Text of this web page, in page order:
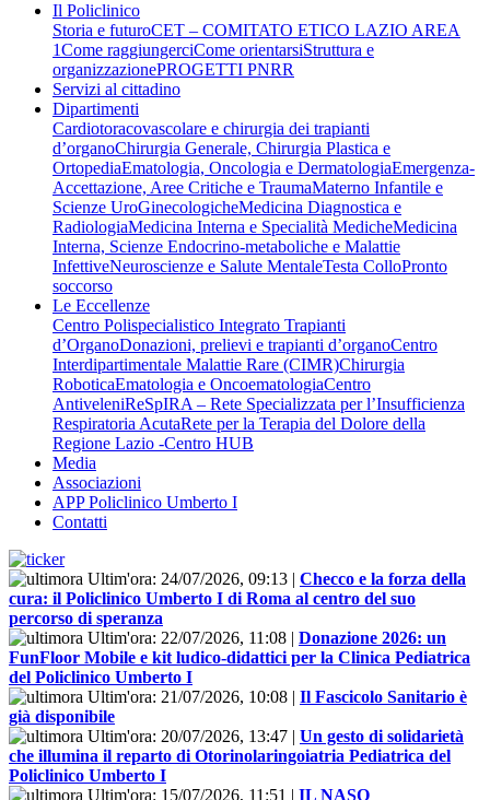
Il Policlinico
Storia e futuroCET – COMITATO ETICO LAZIO AREA
1Come raggiungerciCome orientarsiStruttura e
organizzazionePROGETTI PNRR
Servizi al cittadino
Dipartimenti
Cardiotoracovascolare e chirurgia dei trapianti
d’organoChirurgia Generale, Chirurgia Plastica e
OrtopediaEmatologia, Oncologia e DermatologiaEmergenza-
Accettazione, Aree Critiche e TraumaMaterno Infantile e
Scienze UroGinecologicheMedicina Diagnostica e
RadiologiaMedicina Interna e Specialità MedicheMedicina
Interna, Scienze Endocrino-metaboliche e Malattie
InfettiveNeuroscienze e Salute MentaleTesta ColloPronto
soccorso
Le Eccellenze
Centro Polispecialistico Integrato Trapianti
d’OrganoDonazioni, prelievi e trapianti d’organoCentro
Interdipartimentale Malattie Rare (CIMR)Chirurgia
RoboticaEmatologia e OncoematologiaCentro
AntiveleniReSpIRA – Rete Specializzata per l’Insufficienza
Respiratoria AcutaRete per la Terapia del Dolore della
Regione Lazio -Centro HUB
Media
Associazioni
APP Policlinico Umberto I
Contatti
Ultim'ora: 24/07/2026, 09:13 | Checco e la forza della
cura: il Policlinico Umberto I di Roma al centro del suo
percorso di speranza
Ultim'ora: 22/07/2026, 11:08 | Donazione 2026: un
FunFloor Mobile e kit ludico-didattici per la Clinica Pediatrica
del Policlinico Umberto I
Ultim'ora: 21/07/2026, 10:08 | Il Fascicolo Sanitario è
già disponibile
Ultim'ora: 20/07/2026, 13:47 | Un gesto di solidarietà
che illumina il reparto di Otorinolaringoiatria Pediatrica del
Policlinico Umberto I
Ultim'ora: 15/07/2026, 11:51 | IL NASO